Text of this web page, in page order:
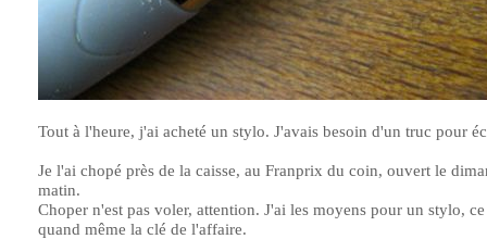
Tout à l'heure, j'ai acheté un stylo. J'avais besoin d'un truc pour
Je l'ai chopé près de la caisse, au Franprix du coin, ouvert le
matin.
Choper n'est pas voler, attention. J'ai les moyens pour un stylo,
quand même la clé de l'affaire.